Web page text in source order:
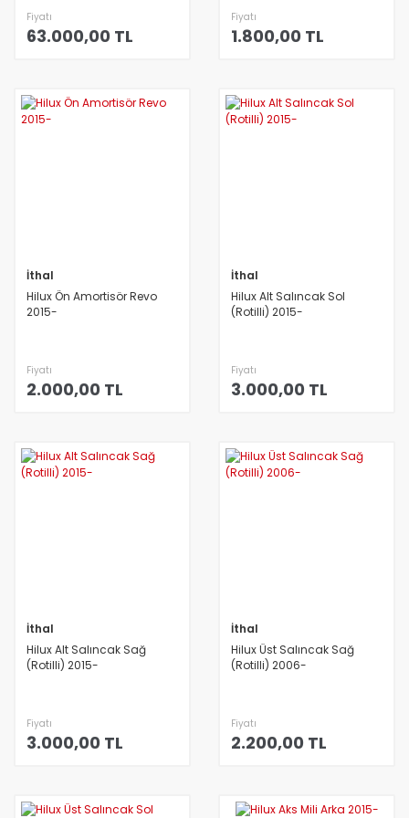
Fiyatı
63.000,00 TL
Fiyatı
1.800,00 TL
İthal
Hilux Ön Amortisör Revo
2015-
Fiyatı
2.000,00 TL
İthal
Hilux Alt Salıncak Sol
(Rotilli) 2015-
Fiyatı
3.000,00 TL
İthal
Hilux Alt Salıncak Sağ
(Rotilli) 2015-
Fiyatı
3.000,00 TL
İthal
Hilux Üst Salıncak Sağ
(Rotilli) 2006-
Fiyatı
2.200,00 TL